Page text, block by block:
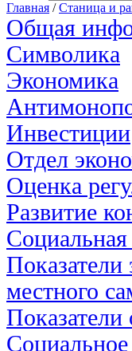
Главная /Станица и
Общая
Символика
Экономика
Инвестиции
Отдел
Оценка
Развитие
Социальная
Показатели
местного
Показатели